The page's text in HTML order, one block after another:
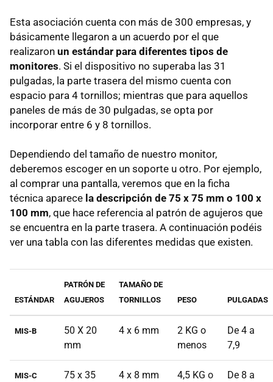
Esta asociación cuenta con más de 300 empresas, y
básicamente llegaron a un acuerdo por el que
realizaron un estándar para diferentes tipos de
monitores. Si el dispositivo no superaba las 31
pulgadas, la parte trasera del mismo cuenta con
espacio para 4 tornillos; mientras que para aquellos
paneles de más de 30 pulgadas, se opta por
incorporar entre 6 y 8 tornillos.
Dependiendo del tamaño de nuestro monitor,
deberemos escoger en un soporte u otro. Por ejemplo,
al comprar una pantalla, veremos que en la ficha
técnica aparece la descripción de 75 x 75 mm o 100 x
100 mm, que hace referencia al patrón de agujeros que
se encuentra en la parte trasera. A continuación podéis
ver una tabla con las diferentes medidas que existen.
ESTÁNDAR
PATRÓN DE
AGUJEROS
TAMAÑO DE
TORNILLOS
PESO PULGADAS
MIS-B
50 X 20
mm
4 x 6 mm
2 KG o
menos
De 4 a
7,9
MIS-C 75 x 35 4 x 8 mm 4,5 KG o De 8 a